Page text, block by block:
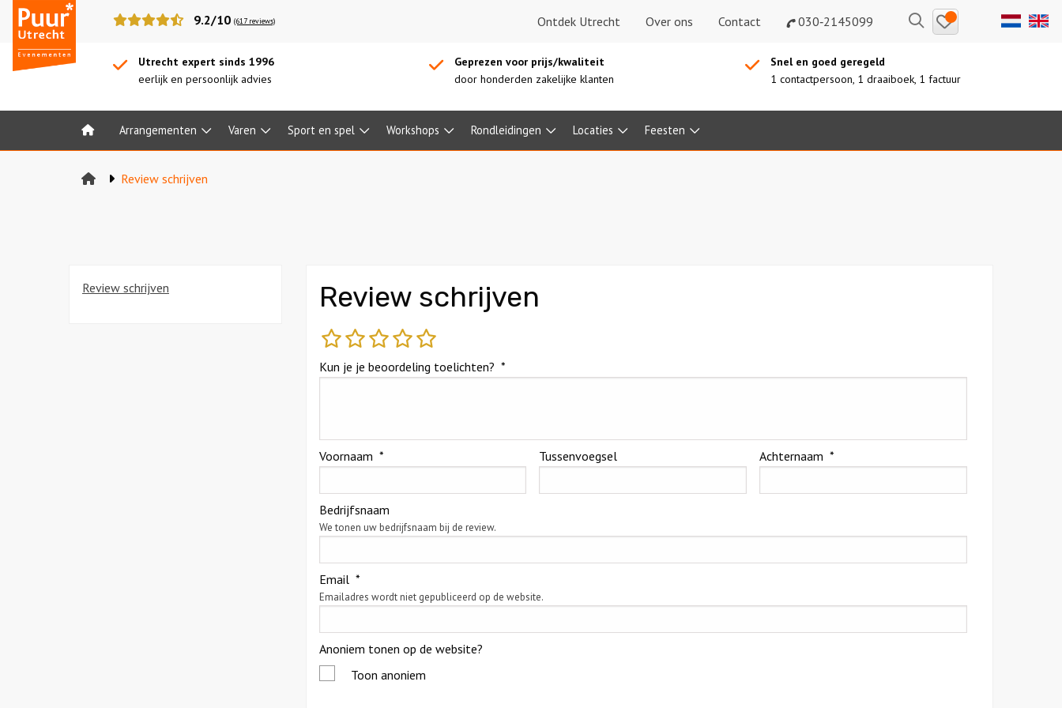
Puur*
Utrecht
bedrijfsuitjes
9.2/10 (617 reviews) Ontdek Utrecht Over ons Contact 030‑2145099 ZoekenBewaarde
uitjes
Utrecht expert sinds 1996
eerlijk en persoonlijk advies
Geprezen voor prijs/kwaliteit
door honderden zakelijke klanten
Snel en goed geregeld
1 contactpersoon, 1 draaiboek, 1 factuur
Home Arrangementen Varen Sport en spel Workshops Rondleidingen Locaties Feesten
Review schrijven
Review schrijven Review schrijven
slechtmatiggemiddeld
goed
Kun je je beoordeling toelichten? *
Voornaam * Tussenvoegsel Achternaam *
Bedrijfsnaam
We tonen uw bedrijfsnaam bij de review.
Email *
Emailadres wordt niet gepubliceerd op de website.
Anoniem tonen op de website?
Toon anoniem